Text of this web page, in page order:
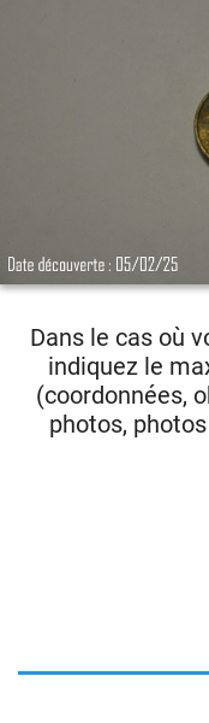
Dans le cas où
indiquez le
(coordonnées,
photos,